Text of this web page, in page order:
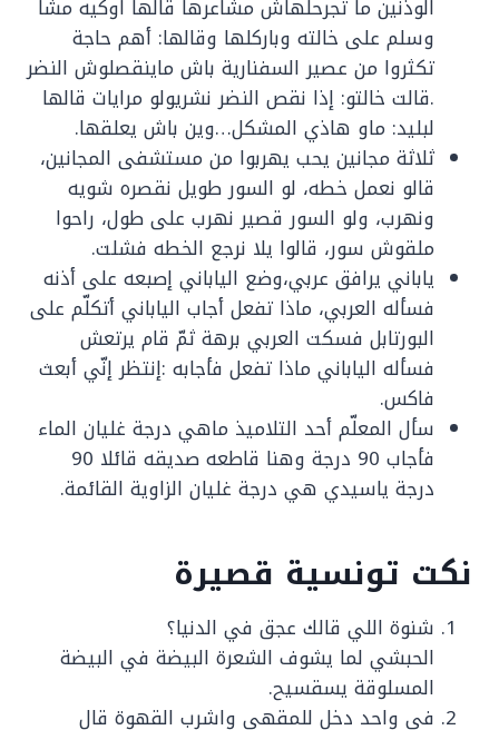
الوذنين ما تجرحلهاش مشاعرها قالها اوكيه مشا
وسلم على خالته وباركلها وقالها: أهم حاجة
تكثروا من عصير السفنارية باش ماينقصلوش النضر
.قالت خالتو: إذا نقص النضر نشريولو مرايات قالها
لبليد: ماو هاذي المشكل…وين باش يعلقها.
ثلاثة مجانين يحب يهربوا من مستشفى المجانين،
قالو نعمل خطه، لو السور طويل نقصره شويه
ونهرب، ولو السور قصير نهرب على طول، راحوا
ملقوش سور، قالوا يلا نرجع الخطه فشلت.
ياباني يرافق عربي،وضع الياباني إصبعه على أذنه
فسأله العربي، ماذا تفعل أجاب الياباني أتكلّم على
البورتابل فسكت العربي برهة ثمّ قام يرتعش
فسأله الياباني ماذا تفعل فأجابه :إنتظر إنّي أبعث
فاكس.
سأل المعلّم أحد التلاميذ ماهي درجة غليان الماء
فأجاب 90 درجة وهنا قاطعه صديقه قائلا 90
درجة ياسيدي هي درجة غليان الزاوية القائمة.
نكت تونسية قصيرة
شنوة اللي قالك عجق في الدنيا؟
الحبشي لما يشوف الشعرة البيضة في البيضة
المسلوقة يسقسيح.
في واحد دخل للمقهى واشرب القهوة قال